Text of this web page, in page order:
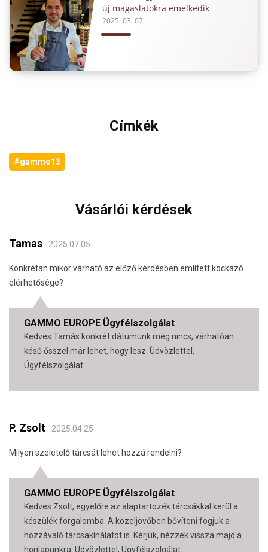
új magaslatokra emelkedik
2025. 03. 07.
Címkék
#gammo13
Vásárlói kérdések
Tamas 2025.07.05
Konkrétan mikor várható az előző kérdésben említett kockázó
elérhetősége?
GAMMO EUROPE Ügyfélszolgálat
Kedves Tamás konkrét dátumunk még nincs, várhatóan
késő ősszel már lehet, hogy lesz. Üdvözlettel,
Ügyfélszolgálat
P. Zsolt 2025.04.25
Milyen szeletelő tárcsát lehet hozzá rendelni?
GAMMO EUROPE Ügyfélszolgálat
Kedves Zsolt, egyelőre az alaptartozék tárcsákkal kerül a
készülék forgalomba. A közeljövőben bővíteni fogjuk a
hozzávaló tárcsakínálatot is. Kérjük, nézzek vissza majd a
honlapunkra. Üdvözlettel, Ügyfélszolgálat